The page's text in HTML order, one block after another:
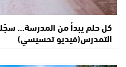
كل حلم يبدأ من المدرسة…
التمدرس(فيديو تحسيسي)